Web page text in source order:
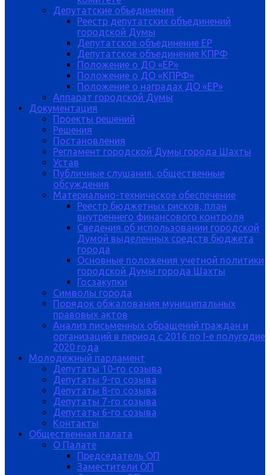
Депутатские обьединения
Реестр депутатских объединений
городской Думы
Депутатское объединение ЕР
Депутатское объединение КПРФ
Положение о ДО «ЕР»
Положение о ДО «КПРФ»
Положение о наградах ДО «ЕР»
Аппарат городской Думы
Документация
Проекты решений
Решения
Постановления
Регламент городской Думы города Шахты
Устав
Публичные слушания, общественные
обсуждения
Материально-техническое обеспечение
Реестр бюджетных рисков, план
внутреннего финансового контроля
Сведения об использовании городской
Думой выделенных средств бюджета
города
Основные положения учетной политики
городской Думы города Шахты
Госзакупки
Символы города
Порядок обжалования муниципальных
правовых актов
Анализ письменных обращений граждан и
организаций в период с 2016 по I-е полугодие
2020 года
Молодежный парламент
Депутаты 10-го созыва
Депутаты 9-го созыва
Депутаты 8-го созыва
Депутаты 7-го созыва
Депутаты 6-го созыва
Контакты
Общественная палата
О Палате
Председатель ОП
Заместители ОП